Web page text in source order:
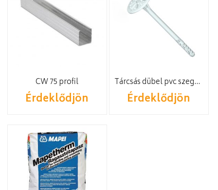
CW 75 profil
Érdeklődjön
Tárcsás dübel pvc szeggel
Érdeklődjön